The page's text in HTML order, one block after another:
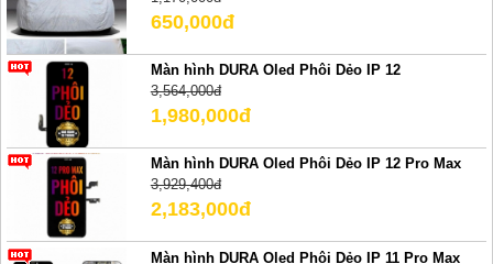
650,000đ
Màn hình DURA Oled Phôi Dẻo IP 12
3,564,000đ
1,980,000đ
Màn hình DURA Oled Phôi Dẻo IP 12 Pro Max
3,929,400đ
2,183,000đ
Màn hình DURA Oled Phôi Dẻo IP 11 Pro Max